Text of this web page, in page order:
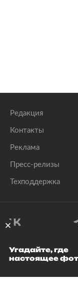
Редакция
Контакты
Реклама
Пресс-релизы
Техподдержка
©
Угадайте, где
настоящее